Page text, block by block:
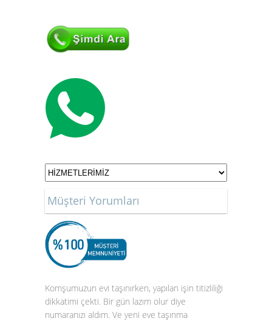
Müşteri Yorumları
Komşumuzun evi taşınırken, yapılan işin titizliliği
dikkatimi çekti. Bir gün lazım olur diye
numaranızı aldım. Ve yeni eve taşınma